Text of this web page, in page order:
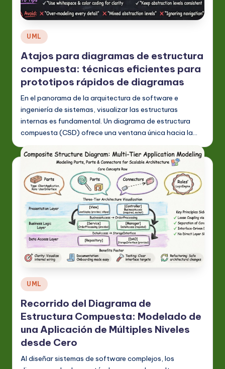
Publicado
en
UML
Atajos para diagramas de estructura
compuesta: técnicas eficientes para
prototipos rápidos de diagramas
En el panorama de la arquitectura de software e
ingeniería de sistemas, visualizar las estructuras
internas es fundamental. Un diagrama de estructura
compuesta (CSD) ofrece una ventana única hacia la…
Publicado
en
UML
Recorrido del Diagrama de
Estructura Compuesta: Modelado de
una Aplicación de Múltiples Niveles
desde Cero
Al diseñar sistemas de software complejos, los